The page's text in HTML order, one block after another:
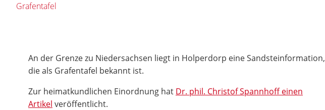
Grafentafel
An der Grenze zu Niedersachsen liegt in Holperdorp eine Sandsteinformation,
die als Grafentafel bekannt ist.
Zur heimatkundlichen Einordnung hat Dr. phil. Christof Spannhoff einen
Artikel veröffentlicht.